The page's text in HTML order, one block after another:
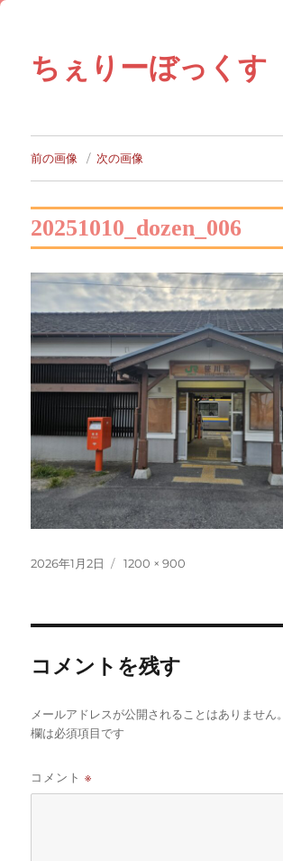
ちぇりーぼっくす
前の画像 次の画像
20251010_dozen_006
投
2026年1月2日
フ
1200 × 900
コメントを残す
メールアドレスが公開されることはありません。
欄は必須項目です
コメント※